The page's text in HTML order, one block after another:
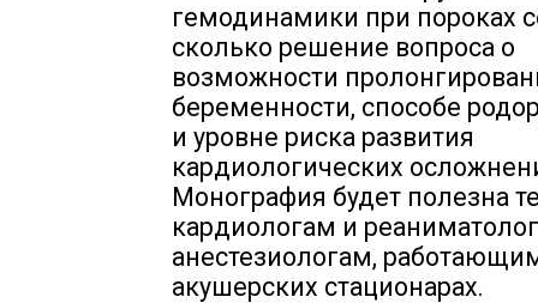
гемодинамики при пороках
сколько решение вопроса о
возможности
беременности, способе
и уровне риска развития
кардиологических
Монография будет полезна
кардиологам и
анестезиологам,
акушерских стационарах.